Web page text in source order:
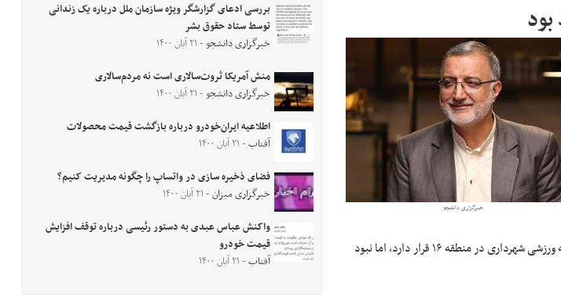
خبرگزاری دانشجو
و بزرگی و عظمت است، گرچه بیشترین سرانه ورزشی شهرداری در منطقه ۱۶ قرار دارد، اما نبود
بررسی ادعای گزارشگر ویژه سازمان ملل درباره یک زندانی
توسط ستاد حقوق بشر
خبرگزاری دانشجو- ۲۱ آبان ۱۴۰۰
منش آمریکا ثروت‌سالاری است نه مردم‌سالاری
خبرگزاری دانشجو- ۲۱ آبان ۱۴۰۰
اطلاعیه ایران‌خودرو درباره بازگشت قیمت محصولات
آفتاب- ۲۱ آبان ۱۴۰۰
فضای ذخیره سازی در واتساپ را چگونه مدیریت کنیم؟
خبرگزاری میزان- ۲۱ آبان ۱۴۰۰
واکنش عباس عبدی به دستور رئیسی درباره توقف افزایش
قیمت خودرو
آفتاب- ۲۱ آبان ۱۴۰۰